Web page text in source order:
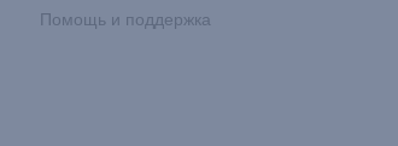
Помощь и поддержка